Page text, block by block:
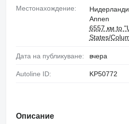
Местонахождение:
Annen
6557 км to
States/
Дата на публикуване: вчера
Autoline ID: KP50772
Описание